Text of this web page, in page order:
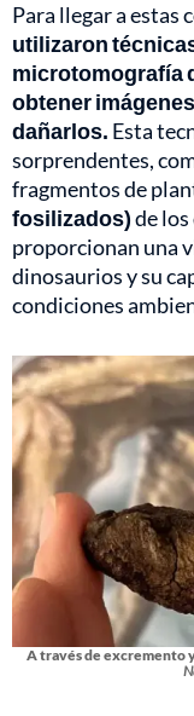
Para llegar a estas
utilizaron
microtomografía
obtener
dañarlos. Esta
sorprendentes,
fragmentos de
fosilizados)de
proporcionan una
dinosaurios y su
condiciones
A través de excremento